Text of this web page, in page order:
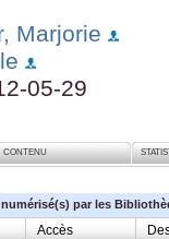
Marjorie
05-29
CONTENU
par les
Accès